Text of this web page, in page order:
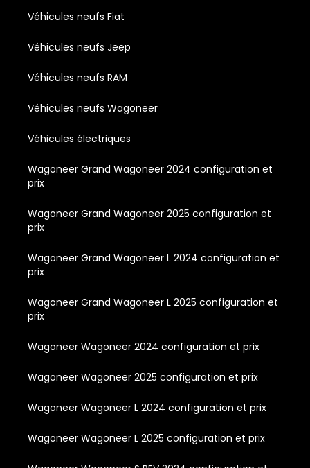
Véhicules neufs Fiat
Véhicules neufs Jeep
Véhicules neufs RAM
Véhicules neufs Wagoneer
Véhicules électriques
Wagoneer Grand Wagoneer 2024 configuration et
prix
Wagoneer Grand Wagoneer 2025 configuration et
prix
Wagoneer Grand Wagoneer L 2024 configuration et
prix
Wagoneer Grand Wagoneer L 2025 configuration et
prix
Wagoneer Wagoneer 2024 configuration et prix
Wagoneer Wagoneer 2025 configuration et prix
Wagoneer Wagoneer L 2024 configuration et prix
Wagoneer Wagoneer L 2025 configuration et prix